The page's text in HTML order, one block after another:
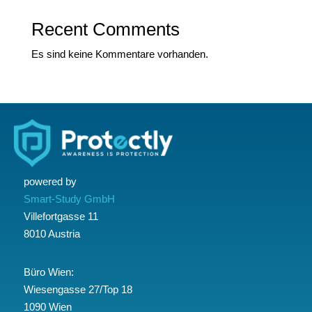
Recent Comments
Es sind keine Kommentare vorhanden.
powered by
Smart-Study GmbH
Villefortgasse 11
8010 Austria
Büro Wien:
Wiesengasse 27/Top 18
1090 Wien